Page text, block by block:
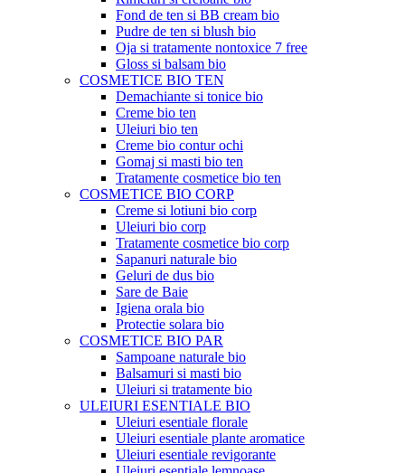
Fond de ten si BB cream bio
Pudre de ten si blush bio
Oja si tratamente nontoxice 7 free
Gloss si balsam bio
COSMETICE BIO TEN
Demachiante si tonice bio
Creme bio ten
Uleiuri bio ten
Creme bio contur ochi
Gomaj si masti bio ten
Tratamente cosmetice bio ten
COSMETICE BIO CORP
Creme si lotiuni bio corp
Uleiuri bio corp
Tratamente cosmetice bio corp
Sapanuri naturale bio
Geluri de dus bio
Sare de Baie
Igiena orala bio
Protectie solara bio
COSMETICE BIO PAR
Sampoane naturale bio
Balsamuri si masti bio
Uleiuri si tratamente bio
ULEIURI ESENTIALE BIO
Uleiuri esentiale florale
Uleiuri esentiale plante aromatice
Uleiuri esentiale revigorante